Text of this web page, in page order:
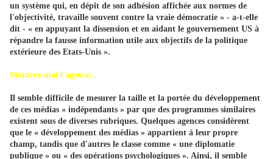
un système qui, en dépit de son adhésion affichée aux normes de
l'objectivité, travaille souvent contre la vraie démocratie » - a-t-elle
dit - « en appuyant la dissension et en aidant le gouvernement US à
répandre la fausse information utile aux objectifs de la politique
extérieure des Etats-Unis ».
Montrez-moi l'agence...
Il semble difficile de mesurer la taille et la portée du développement
de ces médias « indépendants » par que des programmes similaires
existent sous de diverses rubriques. Quelques agences considèrent
que le « développement des médias » appartient à leur propre
champ, tandis que d'autres le classe comme « une diplomatie
publique » ou « des opérations psychologiques ». Ainsi, il semble